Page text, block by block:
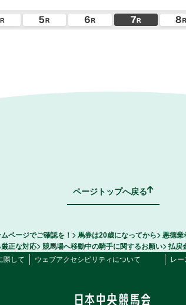
ページトップへ戻る
ページでご確認を！ 馬券は20歳になってから
悪徳業
正な対応
競馬場へ移動中の騎手に関するお願い
払戻
際して ウェブアクセシビリティについて レー